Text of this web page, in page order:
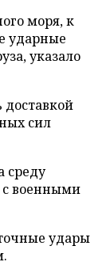
моря, к
ударные
указало
сил
среду
с военными
удары